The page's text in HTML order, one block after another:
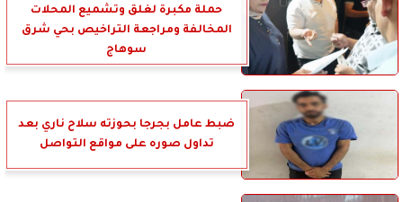
حملة مكبرة لغلق وتشميع المحلات
المخالفة ومراجعة التراخيص بحي شرق
سوهاج
ضبط عامل بجرجا بحوزته سلاح ناري بعد
تداول صوره على مواقع التواصل